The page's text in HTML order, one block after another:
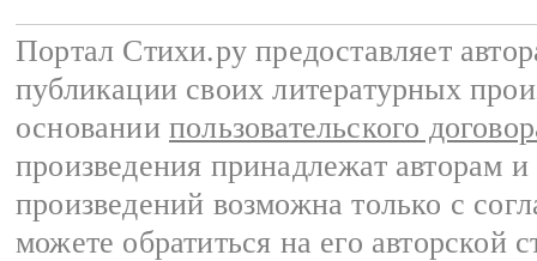
Портал Стихи.ру предоставляет
публикации своих литературных
основании пользовательского
произведения принадлежат авторам
произведений возможна только с
можете обратиться на его авторской